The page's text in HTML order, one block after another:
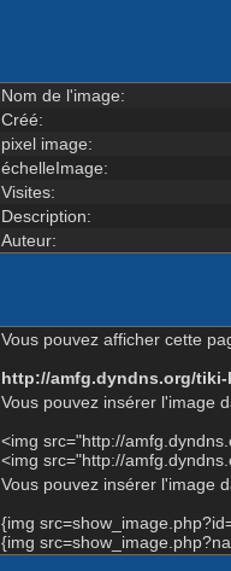
Nom de l'image:
Créé:
pixel image:
échelleImage:
Visites:
Description:
Auteur:
Vous pouvez afficher cette
http://amfg.dyndns.org/tiki-
Vous pouvez insérer l'image
<img src="http://
<img src="http://
Vous pouvez insérer l'image
{img
{img